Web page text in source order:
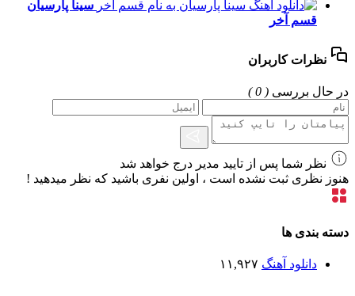
سینا پارسیان
قسم آخر
نظرات کاربران
در حال بررسی ( 0 )
نظر شما پس از تایید مدیر درج خواهد شد
هنوز نظری ثبت نشده است ، اولین نفری باشید که نظر میدهید !
دسته بندی ها
دانلود آهنگ ۱۱,۹۲۷